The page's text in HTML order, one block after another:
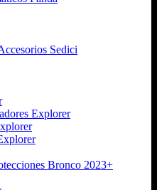
Sedici
Explorer
Bronco 2023+